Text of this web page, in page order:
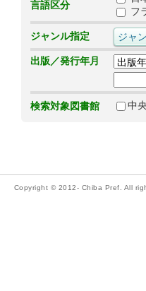
言語区分
フ
ジャンル指定
出版／発行年月
検索対象図書館 中
Copyright © 2012- Chiba Pref. All